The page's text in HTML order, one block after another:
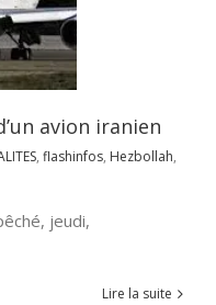
avion iranien
, flashinfos, Hezbollah,
jeudi,
Lire la suite